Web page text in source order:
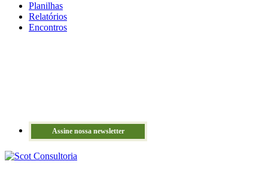
Planilhas
Relatórios
Encontros
Assine nossa newsletter